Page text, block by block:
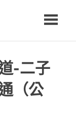
-二子
（公